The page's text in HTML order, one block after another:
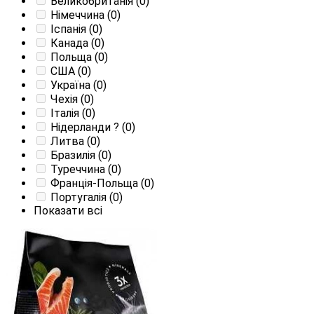
Німеччина (0)
Іспанія (0)
Канада (0)
Польща (0)
США (0)
Україна (0)
Чехія (0)
Італія (0)
Нідерланди ? (0)
Литва (0)
Бразилія (0)
Туреччина (0)
Франція-Польща (0)
Португалія (0)
Показати всі